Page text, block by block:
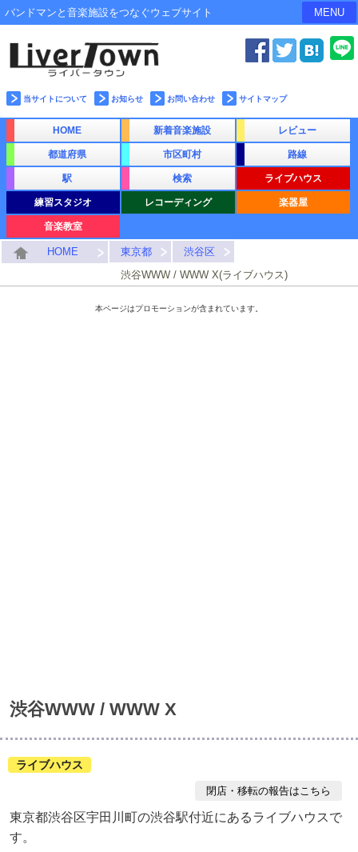
バンドマンと音楽施設をつなぐウェブサイト MENU
当サイトについて お知らせ お問い合わせ サイトマップ
HOME 新着音楽施設 レビュー
都道府県 市区町村 路線
駅 検索 ライブハウス
練習スタジオ レコーディング 楽器屋
音楽教室
HOME 東京都
渋谷区
渋谷WWW / WWW X(ライブハウス)
本ページはプロモーションが含まれています。
渋谷WWW / WWW X
ライブハウス
閉店・移転の報告はこちら
東京都渋谷区宇田川町の渋谷駅付近にあるライブハウスで
す。